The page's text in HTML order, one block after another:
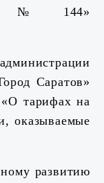
№ 144»
Саратов»
тарифах на
оказываемые
развитию